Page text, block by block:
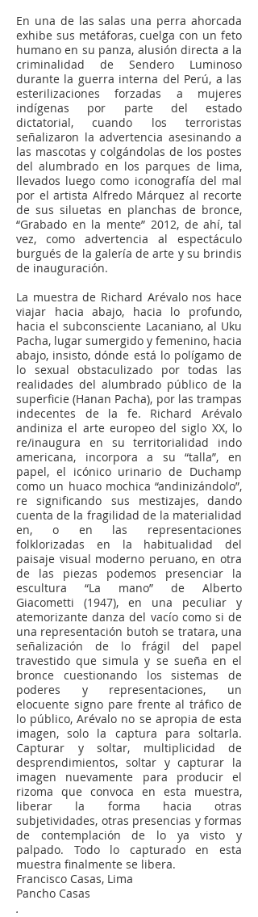
En una de las salas una perra ahorcada
exhibe sus metáforas, cuelga con un feto
humano en su panza, alusión directa a la
criminalidad de Sendero Luminoso
durante la guerra interna del Perú, a las
esterilizaciones forzadas a mujeres
indígenas por parte del estado
dictatorial, cuando los terroristas
señalizaron la advertencia asesinando a
las mascotas y colgándolas de los postes
del alumbrado en los parques de lima,
llevados luego como iconografía del mal
por el artista Alfredo Márquez al recorte
de sus siluetas en planchas de bronce,
“Grabado en la mente” 2012, de ahí, tal
vez, como advertencia al espectáculo
burgués de la galería de arte y su brindis
de inauguración.
La muestra de Richard Arévalo nos hace
viajar hacia abajo, hacia lo profundo,
hacia el subconsciente Lacaniano, al Uku
Pacha, lugar sumergido y femenino, hacia
abajo, insisto, dónde está lo polígamo de
lo sexual obstaculizado por todas las
realidades del alumbrado público de la
superficie (Hanan Pacha), por las trampas
indecentes de la fe. Richard Arévalo
andiniza el arte europeo del siglo XX, lo
re/inaugura en su territorialidad indo
americana, incorpora a su “talla”, en
papel, el icónico urinario de Duchamp
como un huaco mochica “andinizándolo”,
re significando sus mestizajes, dando
cuenta de la fragilidad de la materialidad
en, o en las representaciones
folklorizadas en la habitualidad del
paisaje visual moderno peruano, en otra
de las piezas podemos presenciar la
escultura “La mano” de Alberto
Giacometti (1947), en una peculiar y
atemorizante danza del vacío como si de
una representación butoh se tratara, una
señalización de lo frágil del papel
travestido que simula y se sueña en el
bronce cuestionando los sistemas de
poderes y representaciones, un
elocuente signo pare frente al tráfico de
lo público, Arévalo no se apropia de esta
imagen, solo la captura para soltarla.
Capturar y soltar, multiplicidad de
desprendimientos, soltar y capturar la
imagen nuevamente para producir el
rizoma que convoca en esta muestra,
liberar la forma hacia otras
subjetividades, otras presencias y formas
de contemplación de lo ya visto y
palpado. Todo lo capturado en esta
muestra finalmente se libera.
Francisco Casas, Lima
Pancho Casas
.